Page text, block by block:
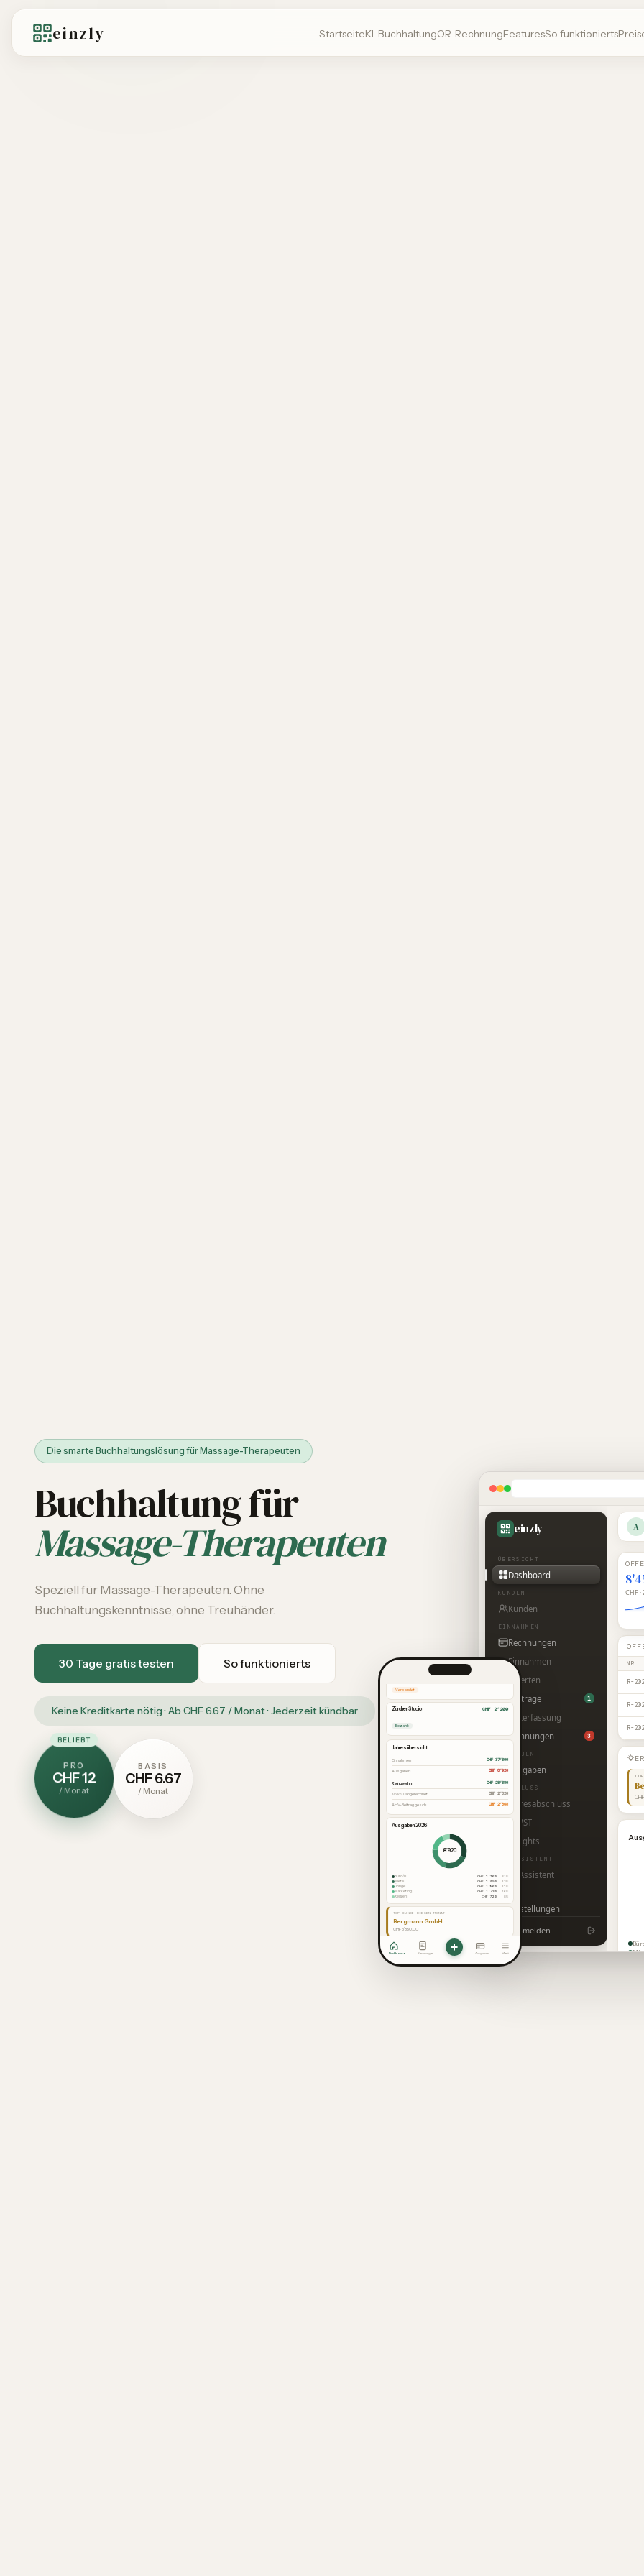
einzly StartseiteKI-BuchhaltungQR-RechnungFeaturesSo funktionierts
Die smarte Buchhaltungslösung für Massage-Therapeuten
Buchhaltung für
Massage-Therapeuten
Speziell für Massage-Therapeuten. Ohne
Buchhaltungskenntnisse, ohne Treuhänder.
30 Tage gratis testen So funktionierts
Keine Kreditkarte nötig · Ab CHF 6.67 / Monat · Jederzeit kündbar
BELIEBT
PRO
CHF 12
/ Monat
BASIS
CHF 6.67
/ Monat
2025 2026
CHF 6’400
CHF 3’850
Jahresübersicht
Ausgaben
MWST abgerechnet
AHV-Beitrag gesch. CHF 2’868
Ausgaben 2026
TOP KUNDE DIESEN MONAT
Bergmann GmbH
CHF 3’850.00
Umsatzprognose
Nächste 30 Tage
Forecast 6 Monate
Dashboard Rechnungen Ausgaben Menü
einzly
ÜBERSICHT
Dashboard
KUNDEN
Kunden
EINNAHMEN
Rechnungen
Einnahmen
Offerten
Aufträge
1
Zeiterfassung
Mahnungen
3
AUSGABEN
Ausgaben
ABSCHLUSS
Jahresabschluss
MWST
Insights
KI-ASSISTENT
KI-Assistent
KONTO
Einstellungen
Abmelden
A
CHF
NR.
R-
R-
R-